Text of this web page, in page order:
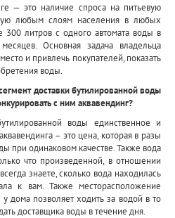
— это наличие спроса на питьевую
любым слоям населения в любых
литров с одного автомата воды в
Основная задача владельца
и привлечь покупателей, показать
воды.
доставки бутилированной воды
с ним аквавендинг?
воды единственное и
– это цена, которая в разы
при одинаковом качестве. Также вода
что произведенной, в отношении
знаете, сколько вода находилась
к вам. Также месторасположение
дома позволяет ходить за водой в то
доставщика воды в течение дня.